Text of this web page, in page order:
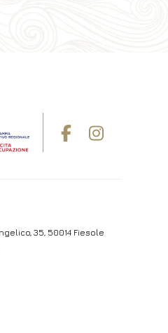
35, 50014 Fiesole